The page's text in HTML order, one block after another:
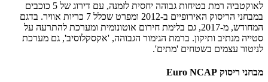
לאוקטביה רמת בטיחות גבוהה יחסית לזמנה, עם דירוג של 5 כוכבים
במבחני הריסוק האירופיים ב-2012 ומפרט שכלל 7 כריות אוויר. בדגם
המחודש, מ-2017, גם בלימת חירום אוטונומית ומערכת להתרעה על
סטייה מנתיב ותיקון. ברמת הגימור הגבוהה, 'אקסקלוסיב', גם מערכת
לניטור עצמים בשטחים 'מתים'.
מבחני ריסוק Euro NCAP